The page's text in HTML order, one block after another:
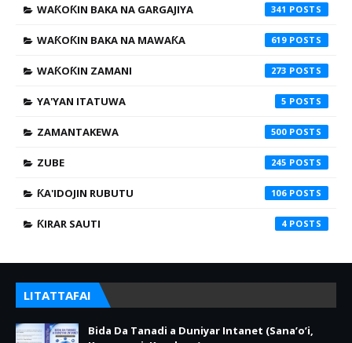
WAƘOƘIN BAKA NA GARGAJIYA 341
WAƘOƘIN BAKA NA MAWAƘA 619
WAƘOƘIN ZAMANI 273
YA'YAN ITATUWA 5
ZAMANTAKEWA 500
ZUBE 245
ƘA'IDOJIN RUBUTU 106
ƘIRAR SAUTI 4
LITATTAFAI
Bida Da Tanadi a Duniyar Intanet (Sana’o’i,